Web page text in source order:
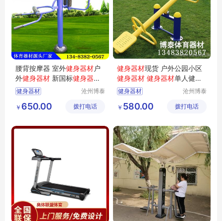
腰背按摩器 室外健身器材户
外健身器材 新国标健身器材
厂家
健身器材
沧州博泰
有限公司
￥ 650.00 拨打电话
健身器材现货 户外公园小区
健身器材 健身器材单人健骑
机图片
健身器材
沧州博泰
有限公司
￥ 580.00 拨打电话